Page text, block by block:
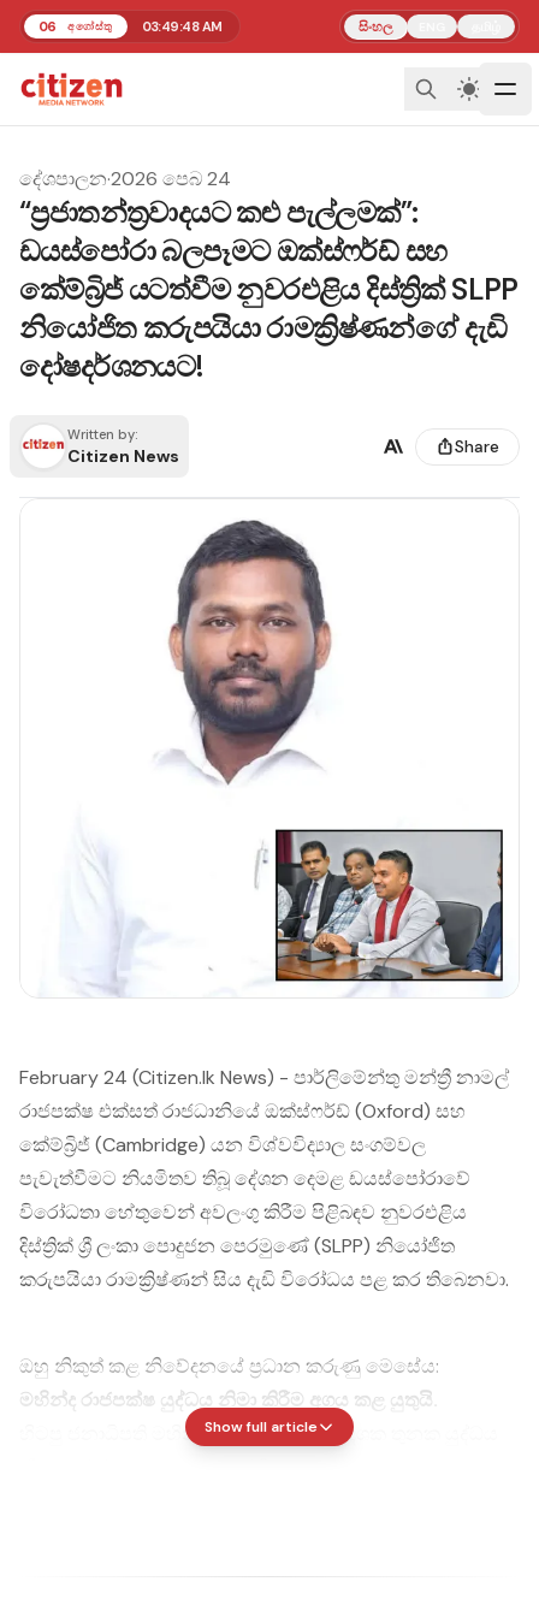
06 අගෝස්තු 03:49:49 AM සිංහල
දේශපාලන·2026 පෙබ 24
“ප්‍රජාතන්ත්‍රවාදයට කළු පැල්ලමක්”:
ඩයස්පෝරා බලපෑමට ඔක්ස්ෆර්ඩ් සහ
කේම්බ්‍රිජ් යටත්වීම නුවරඑළිය දිස්ත්‍රික් SLPP
නියෝජිත කරුපයියා රාමක්‍රිෂ්ණන්ගේ දැඩි
දෝෂදර්ශනයට!
Written by:
Citizen News Share
February 24 (Citizen.lk News) - පාර්ලිමේන්තු මන්ත්‍රී නාමල්
රාජපක්ෂ එක්සත් රාජධානියේ ඔක්ස්ෆර්ඩ් (Oxford) සහ
කේම්බ්‍රිජ් (Cambridge) යන විශ්වවිද්‍යාල සංගම්වල
පැවැත්වීමට නියමිතව තිබූ දේශන දෙමළ ඩයස්පෝරාවේ
විරෝධතා හේතුවෙන් අවලංගු කිරීම පිළිබඳව නුවරඑළිය
දිස්ත්‍රික් ශ්‍රී ලංකා පොදුජන පෙරමුණේ (SLPP) නියෝජිත
කරුපයියා රාමක්‍රිෂ්ණන් සිය දැඩි විරෝධය පළ කර තිබෙනවා.
ඔහු නිකුත් කළ නිවේදනයේ ප්‍රධාන කරුණු මෙසේය:
මහින්ද රාජපක්ෂ යුද්ධය නිමා කිරීම අගය කළ යුතුයි.
හිටපු ජනාධිපති මහින්ද රාජපක්ෂ මහතා දශක තුනක යුද්ධය
Show full article